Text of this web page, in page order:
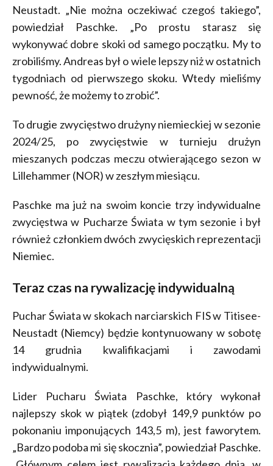
Neustadt. „Nie można oczekiwać czegoś takiego”,
powiedział Paschke. „Po prostu starasz się
wykonywać dobre skoki od samego początku. My to
zrobiliśmy. Andreas był o wiele lepszy niż w ostatnich
tygodniach od pierwszego skoku. Wtedy mieliśmy
pewność, że możemy to zrobić”.
To drugie zwycięstwo drużyny niemieckiej w sezonie
2024/25, po zwycięstwie w turnieju drużyn
mieszanych podczas meczu otwierającego sezon w
Lillehammer (NOR) w zeszłym miesiącu.
Paschke ma już na swoim koncie trzy indywidualne
zwycięstwa w Pucharze Świata w tym sezonie i był
również członkiem dwóch zwycięskich reprezentacji
Niemiec.
Teraz czas na rywalizację indywidualną
Puchar Świata w skokach narciarskich FIS w Titisee-
Neustadt (Niemcy) będzie kontynuowany w sobotę
14 grudnia kwalifikacjami i zawodami
indywidualnymi.
Lider Pucharu Świata Paschke, który wykonał
najlepszy skok w piątek (zdobył 149,9 punktów po
pokonaniu imponujących 143,5 m), jest faworytem.
„Bardzo podoba mi się skocznia”, powiedział Paschke.